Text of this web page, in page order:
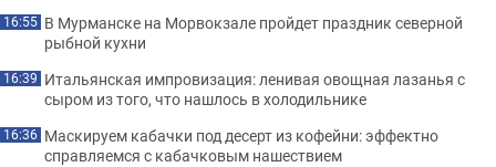
16:55 В Мурманске на Морвокзале пройдет праздник северной
рыбной кухни
16:39 Итальянская импровизация: ленивая овощная лазанья с
сыром из того, что нашлось в холодильнике
16:36 Маскируем кабачки под десерт из кофейни: эффектно
справляемся с кабачковым нашествием